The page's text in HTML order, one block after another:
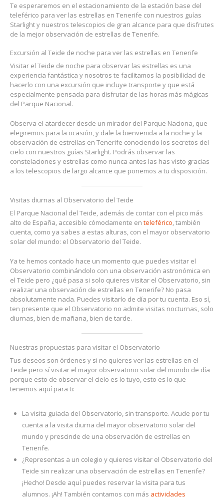
Te esperaremos en el estacionamiento de la estación base del
teleférico para ver las estrellas en Tenerife con nuestros guías
Starlight y nuestros telescopios de gran alcance para que disfrutes
de la mejor observación de estrellas de Tenerife.
Excursión al Teide de noche para ver las estrellas en Tenerife
Visitar el Teide de noche para observar las estrellas es una
experiencia fantástica y nosotros te facilitamos la posibilidad de
hacerlo con una excursión que incluye transporte y que está
especialmente pensada para disfrutar de las horas más mágicas
del Parque Nacional.
Observa el atardecer desde un mirador del Parque Naciona, que
elegiremos para la ocasión, y dale la bienvenida a la noche y la
observación de estrellas en Tenerife conociendo los secretos del
cielo con nuestros guías Starlight. Podrás observar las
constelaciones y estrellas como nunca antes las has visto gracias
a los telescopios de largo alcance que ponemos a tu disposición.
Visitas diurnas al Observatorio del Teide
El Parque Nacional del Teide, además de contar con el pico más
alto de España, accesible cómodamente en teleférico, también
cuenta, como ya sabes a estas alturas, con el mayor observatorio
solar del mundo: el Observatorio del Teide.
Ya te hemos contado hace un momento que puedes visitar el
Observatorio combinándolo con una observación astronómica en
el Teide pero ¿qué pasa si solo quieres visitar el Observatorio, sin
realizar una observación de estrellas en Tenerife? No pasa
absolutamente nada. Puedes visitarlo de día por tu cuenta. Eso sí,
ten presente que el Observatorio no admite visitas nocturnas, solo
diurnas, bien de mañana, bien de tarde.
Nuestras propuestas para visitar el Observatorio
Tus deseos son órdenes y si no quieres ver las estrellas en el
Teide pero sí visitar el mayor observatorio solar del mundo de día
porque esto de observar el cielo es lo tuyo, esto es lo que
tenemos aquí para ti:
La visita guiada del Observatorio, sin transporte. Acude por tu
cuenta a la visita diurna del mayor observatorio solar del
mundo y prescinde de una observación de estrellas en
Tenerife.
¿Representas a un colegio y quieres visitar el Observatorio del
Teide sin realizar una observación de estrellas en Tenerife?
¡Hecho! Desde aquí puedes reservar la visita para tus
alumnos. ¡Ah! También contamos con más actividades